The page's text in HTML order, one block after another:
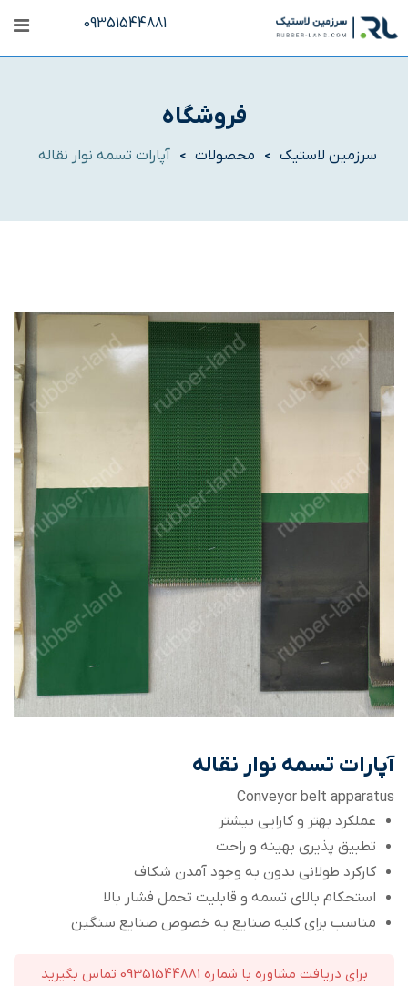
به
محتوا
09351544881
فروشگاه
سرزمین لاستیک > محصولات > آپارات تسمه نوار نقاله
آپارات تسمه نوار نقاله
Conveyor belt apparatus
عملکرد بهتر و کارایی بیشتر
تطبیق پذیری بهینه و راحت
کارکرد طولانی بدون به وجود آمدن شکاف
استحکام بالای تسمه و قابلیت تحمل فشار بالا
مناسب برای کلیه صنایع به خصوص صنایع سنگین
برای دریافت مشاوره با شماره 09351544881 تماس بگیرید